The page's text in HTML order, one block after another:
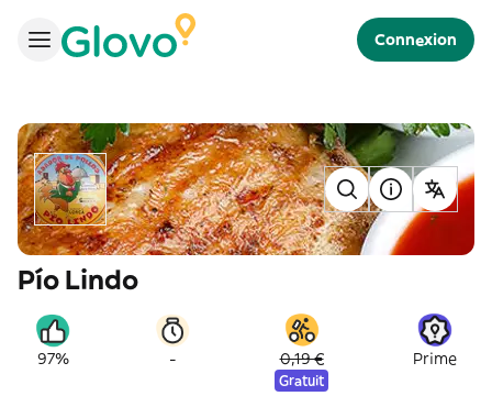
Connexion
Pío Lindo
97% - 0,19 €
Gratuit
Prime